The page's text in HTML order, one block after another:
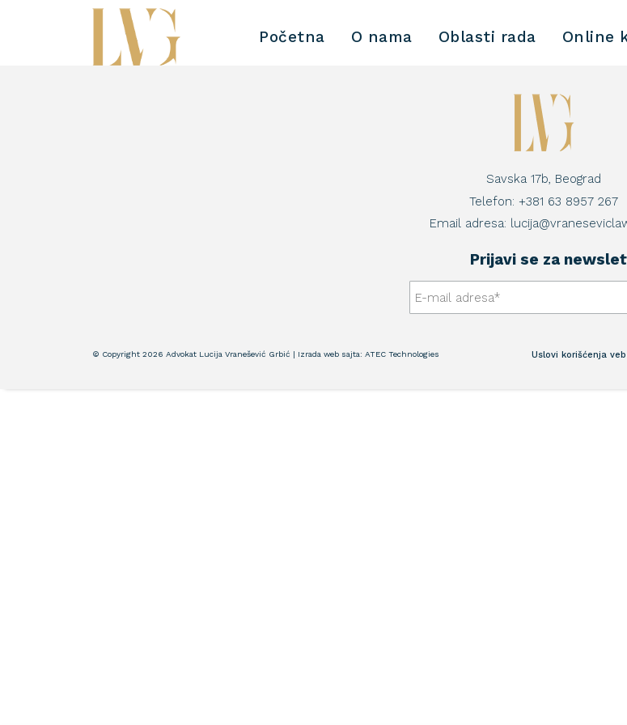
Početna O nama Oblasti rada Online
Savska 17b, Beograd
Telefon: +381 63 8957 267
Email adresa:
Prijavi se za
© Copyright 2026 Advokat Lucija Vranešević Grbić | Izrada web sajta: ATEC Technologies Uslovi korišćenja